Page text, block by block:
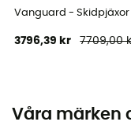
Vanguard - Skidpjäxor
3796,39 kr 7709,00
Våra märken